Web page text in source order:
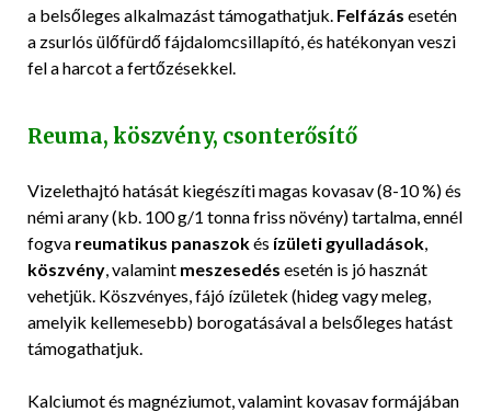
a belsőleges alkalmazást támogathatjuk. Felfázás esetén
a zsurlós ülőfürdő fájdalomcsillapító, és hatékonyan veszi
fel a harcot a fertőzésekkel.
Reuma, köszvény, csonterősítő
Vizelethajtó hatását kiegészíti magas kovasav (8-10 %) és
némi arany (kb. 100 g/1 tonna friss növény) tartalma, ennél
fogva reumatikus panaszokés ízületi gyulladások
köszvény , valamint meszesedés esetén is jó hasznát
vehetjük. Köszvényes, fájó ízületek (hideg vagy meleg,
amelyik kellemesebb) borogatásával a belsőleges hatást
támogathatjuk.
Kalciumot és magnéziumot, valamint kovasav formájában